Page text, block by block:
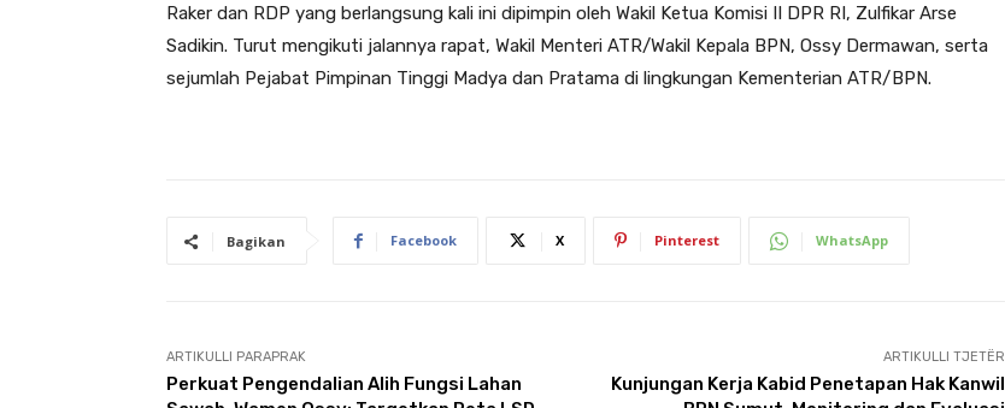
Raker dan RDP yang berlangsung kali ini dipimpin oleh Wakil Ketua Komisi II DPR RI, Zulfikar Arse
Sadikin. Turut mengikuti jalannya rapat, Wakil Menteri ATR/Wakil Kepala BPN, Ossy Dermawan, serta
sejumlah Pejabat Pimpinan Tinggi Madya dan Pratama di lingkungan Kementerian ATR/BPN.
Bagikan Facebook X Pinterest WhatsApp
ARTIKULLI PARAPRAK
Perkuat Pengendalian Alih Fungsi Lahan
ARTIKULLI TJETËR
Kunjungan Kerja Kabid Penetapan Hak Kanwil